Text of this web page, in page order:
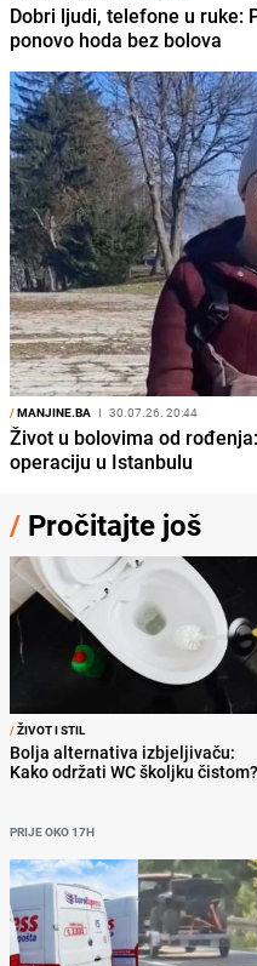
Dobri ljudi, telefone u ruke:
ponovo hoda bez bolova
/MANJINE.BA I 30.07.26. 20:44
Život u bolovima od
operaciju u Istanbulu
/ Pročitajte još
/ŽIVOT I STIL
Bolja alternativa izbjeljivaču:
Kako održati WC školjku čistom?
PRIJE OKO 17H